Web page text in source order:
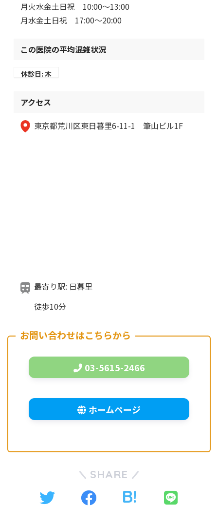
月火水金土日祝 10:00～13:00
月水金土日祝 17:00～20:00
この医院の平均混雑状況
休診日: 木
アクセス
東京都荒川区東日暮里6-11-1 筆山ビル1F
最寄り駅: 日暮里
徒歩10分
お問い合わせはこちらから
03-5615-2466
ホームページ
SHARE